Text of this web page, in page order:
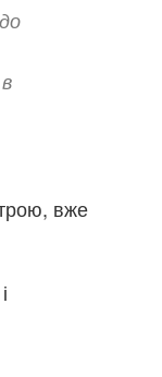
вже